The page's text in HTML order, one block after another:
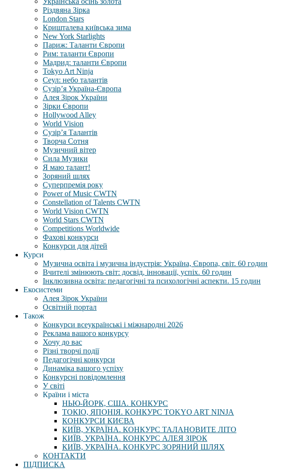
Різдвяна Зірка
London Stars
Кришталева київська зима
New York Starlights
Париж: Таланти Європи
Рим: таланти Європи
Мадрид: таланти Європи
Tokyo Art Ninja
Сеул: небо талантів
Сузір’я Україна-Європа
Алея Зірок України
Зірки Європи
Hollywood Alley
World Vision
Сузір’я Талантів
Творча Сотня
Музичний вітер
Сила Музики
Я маю талант!
Зоряний шлях
Суперпремія року
Power of Music CWTN
Constellation of Talents CWTN
World Vision CWTN
World Stars CWTN
Competitions Worldwide
Фахові конкурси
Конкурси для дітей
Курси
Музична освіта і музична індустрія: Україна, Європа, світ. 60 годин
Вчителі змінюють світ: досвід, інновації, успіх. 60 годин
Інклюзивна освіта: педагогічні та психологічні аспекти. 15 годин
Екосистеми
Алея Зірок України
Освітній портал
Також
Конкурси всеукраїнські і міжнародні 2026
Реклама вашого конкурсу
Хочу до вас
Різні творчі події
Педагогічні конкурси
Динаміка вашого успіху
Конкурсні повідомлення
У світі
Країни і міста
НЬЮ-ЙОРК, США. КОНКУРС
ТОКІО, ЯПОНІЯ. КОНКУРС TOKYO ART NINJA
КОНКУРСИ КИЄВА
КИЇВ, УКРАЇНА. КОНКУРС ТАЛАНОВИТЕ ЛІТО
КИЇВ, УКРАЇНА. КОНКУРС АЛЕЯ ЗІРОК
КИЇВ, УКРАЇНА. КОНКУРС ЗОРЯНИЙ ШЛЯХ
КОНТАКТИ
ПІДПИСКА